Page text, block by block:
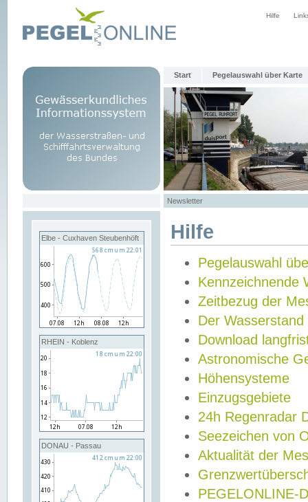
Hilfe
Start Pegelauswahl über Karte
Newsletter
Elbe - Cuxhaven Steubenhöft
RHEIN - Koblenz
DONAU - Passau
Hilfe
Pegelauswahl
Kennzeichnende
Zeitbezug der
Der Wasserstand
Download
Astronomische
Höhensysteme
Einzugsgebiete
24h Regenradar
Seezeichen von
Aktualität der
PEGELONLINE-